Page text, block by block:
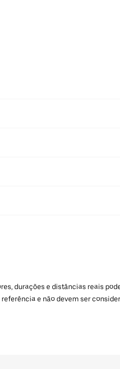
durações e distâncias reais
e não devem ser